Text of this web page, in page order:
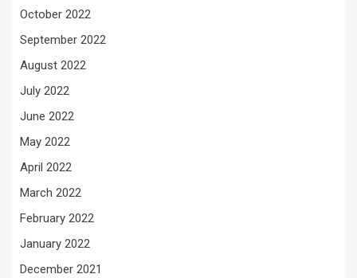
October 2022
September 2022
August 2022
July 2022
June 2022
May 2022
April 2022
March 2022
February 2022
January 2022
December 2021